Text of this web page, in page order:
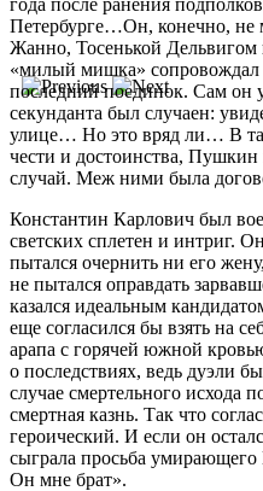
Петербурге…Он, конечно, не
Жанно, Тосенькой
«милый мишка» сопровождал
последний поединок. Сам он
секунданта был случаен:
улице… Но это вряд ли… В
чести и достоинства, Пушкин
случай. Меж ними была
Константин Карлович был
светских сплетен и интриг.
пытался очернить ни его
не пытался оправдать
казался идеальным
еще согласился бы взять на
арапа с горячей южной
о последствиях, ведь дуэли
случае смертельного исхода
смертная казнь. Так что
героический. И если он
сыграла просьба
Он мне брат».